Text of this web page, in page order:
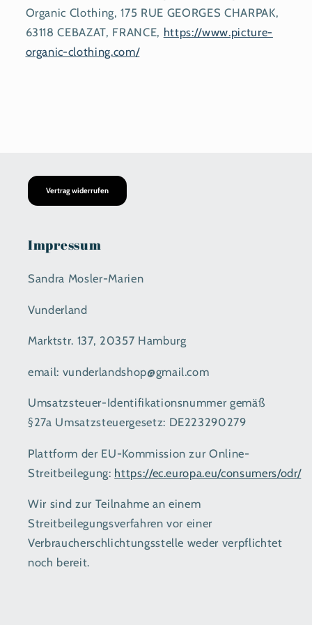
Organic Clothing, 175 RUE GEORGES CHARPAK,
63118 CEBAZAT, FRANCE, https://www.picture-
organic-clothing.com/
Vertrag widerrufen
Impressum
Sandra Mosler-Marien
Vunderland
Marktstr. 137, 20357 Hamburg
email: vunderlandshop@gmail.com
Umsatzsteuer-Identifikationsnummer gemäß
§27a Umsatzsteuergesetz: DE223290279
Plattform der EU-Kommission zur Online-
Streitbeilegung: https://ec.europa.eu/consumers/odr/
Wir sind zur Teilnahme an einem
Streitbeilegungsverfahren vor einer
Verbraucherschlichtungsstelle weder verpflichtet
noch bereit.